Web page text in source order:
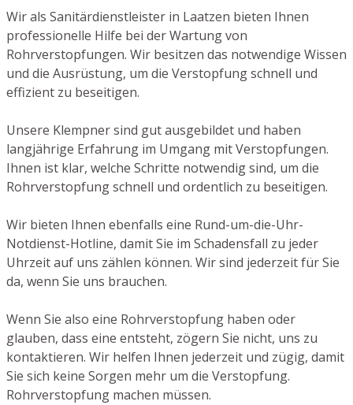
Wir als Sanitärdienstleister in Laatzen bieten Ihnen
professionelle Hilfe bei der Wartung von
Rohrverstopfungen. Wir besitzen das notwendige Wissen
und die Ausrüstung, um die Verstopfung schnell und
effizient zu beseitigen.
Unsere Klempner sind gut ausgebildet und haben
langjährige Erfahrung im Umgang mit Verstopfungen.
Ihnen ist klar, welche Schritte notwendig sind, um die
Rohrverstopfung schnell und ordentlich zu beseitigen.
Wir bieten Ihnen ebenfalls eine Rund-um-die-Uhr-
Notdienst-Hotline, damit Sie im Schadensfall zu jeder
Uhrzeit auf uns zählen können. Wir sind jederzeit für Sie
da, wenn Sie uns brauchen.
Wenn Sie also eine Rohrverstopfung haben oder
glauben, dass eine entsteht, zögern Sie nicht, uns zu
kontaktieren. Wir helfen Ihnen jederzeit und zügig, damit
Sie sich keine Sorgen mehr um die Verstopfung.
Rohrverstopfung machen müssen.